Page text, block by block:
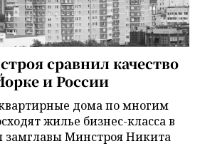
сравнил качество
и России
дома по многим
жилье бизнес-класса в
замглавы Минстроя Никита